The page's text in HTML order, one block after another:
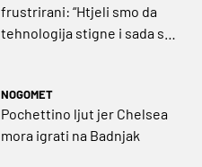
frustrirani: “Htjeli smo da
tehnologija stigne i sada se
NOGOMET
Pochettino ljut jer Chelsea
mora igrati na Badnjak